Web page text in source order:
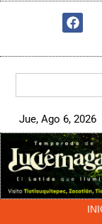
Jue, Ago 6, 2026